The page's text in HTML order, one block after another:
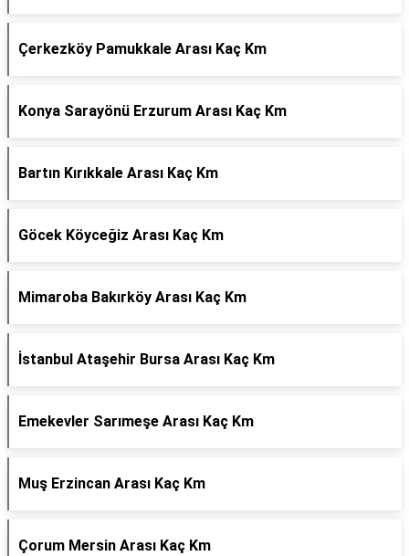
Çerkezköy Pamukkale Arası Kaç Km
Konya Sarayönü Erzurum Arası Kaç Km
Bartın Kırıkkale Arası Kaç Km
Göcek Köyceğiz Arası Kaç Km
Mimaroba Bakırköy Arası Kaç Km
İstanbul Ataşehir Bursa Arası Kaç Km
Emekevler Sarımeşe Arası Kaç Km
Muş Erzincan Arası Kaç Km
Çorum Mersin Arası Kaç Km